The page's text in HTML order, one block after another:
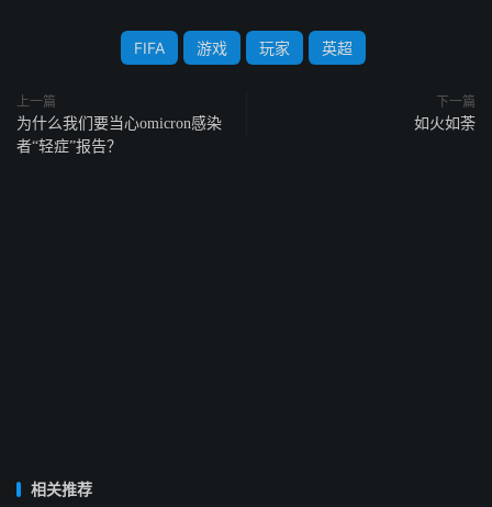
FIFA 游戏 玩家 英超
上一篇
为什么我们要当心omicron感染
者“轻症”报告？
下一篇
如火如荼
相关推荐